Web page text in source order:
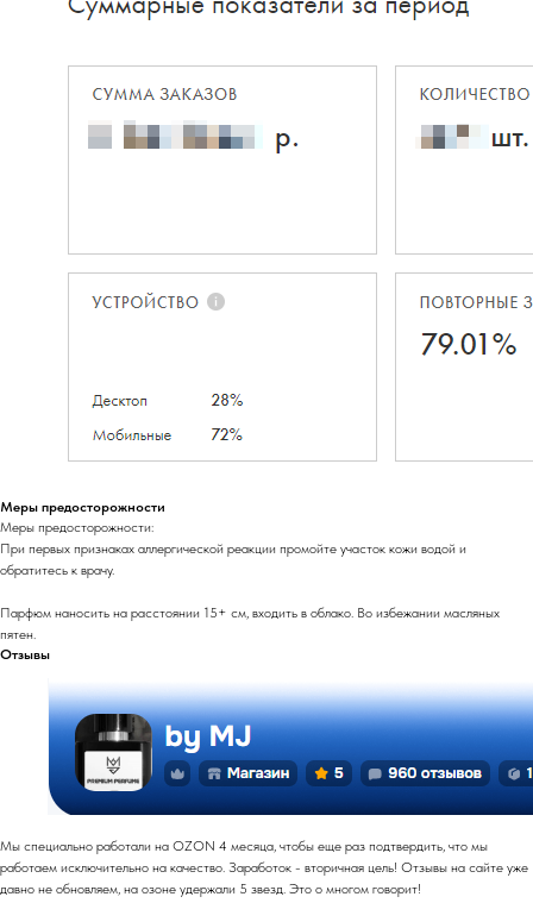
Меры предосторожности
Меры предосторожности:
При первых признаках аллергической реакции промойте участок кожи водой и
обратитесь к врачу.
Парфюм наносить на расстоянии 15+ см, входить в облако. Во избежании масляных
пятен.
Отзывы
Мы специально работали на OZON 4 месяца, чтобы еще раз подтвердить, что мы
работаем исключительно на качество. Заработок - вторичная цель! Отзывы на сайте уже
давно не обновляем, на озоне удержали 5 звезд. Это о многом говорит!